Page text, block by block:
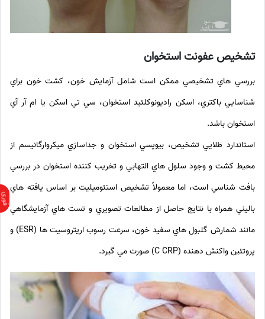
تشخيص عفونت استخوان
بررسي هاي تشخيصي ممکن است شامل آزمايش خون، کشت خون براي
شناسايي باکتري، اسکن راديونوکلئيد استخوان، سي تي اسکن يا ام آر آي
استخوان باشد.
استاندارد طلايي تشخيص، بيوپسي استخوان و جداسازي ميکروارگانيسم از
محيط کشت و وجود سلول هاي التهابي و تخريب کننده استخوان در بررسي
بافت شناسي است، اما معمولاً تشخيص استئوميليت بر اساس يافته هاي
باليني همراه با نتايج حاصل از مطالعات تصويري و تست هاي آزمايشگاهي
مانند شمارش گلبول هاي سفيد خون، سرعت رسوب اريتروسيت ها (ESR) و
پروتئين واکنش دهنده (C CRP) صورت مي گيرد.